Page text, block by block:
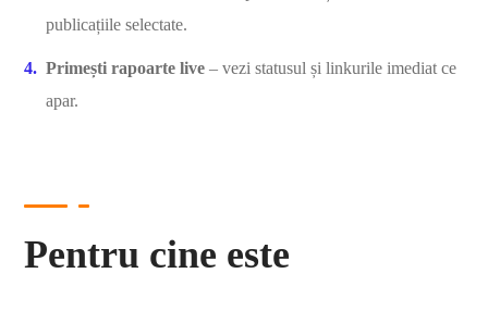
publicațiile selectate.
Primești rapoarte live – vezi statusul și linkurile imediat ce
apar.
Pentru cine este